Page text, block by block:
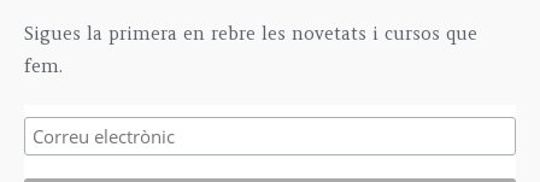
Sigues la primera en rebre les novetats i cursos que
fem.